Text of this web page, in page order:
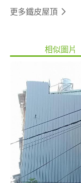
更多鐵皮屋頂
相似圖片